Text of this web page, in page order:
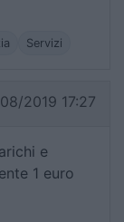
Servizi
2019 17:27
e
1 euro